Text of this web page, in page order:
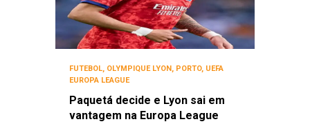
FUTEBOL, OLYMPIQUE LYON, PORTO, UEFA
EUROPA LEAGUE
Paquetá decide e Lyon sai em
vantagem na Europa League